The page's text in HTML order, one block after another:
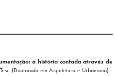
a história contada através de
(Doutorado em Arquitetura e Urbanismo) -